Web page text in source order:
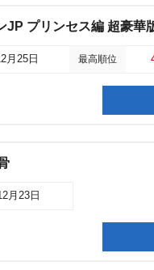
JP プリンセス編 超豪華
月25日 最高順位
月23日